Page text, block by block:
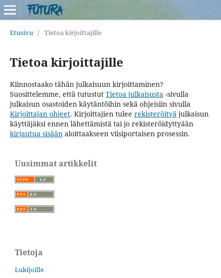
Etusivu / Tietoa kirjoittajille
Tietoa kirjoittajille
Kiinnostaako tähän julkaisuun kirjoittaminen?
Suosittelemme, että tutustut Tietoa julkaisusta-sivulla
julkaisun osastoiden käytäntöihin sekä ohjeisiin sivulla
Kirjoittajan ohjeet. Kirjoittajien tulee rekisteröityäjulkaisun
käyttäjäksi ennen lähettämistä tai jo rekisteröidyttyään
kirjautua sisäänaloittaakseen viisiportaisen prosessin.
Uusimmat artikkelit
Tietoja
Lukijoille